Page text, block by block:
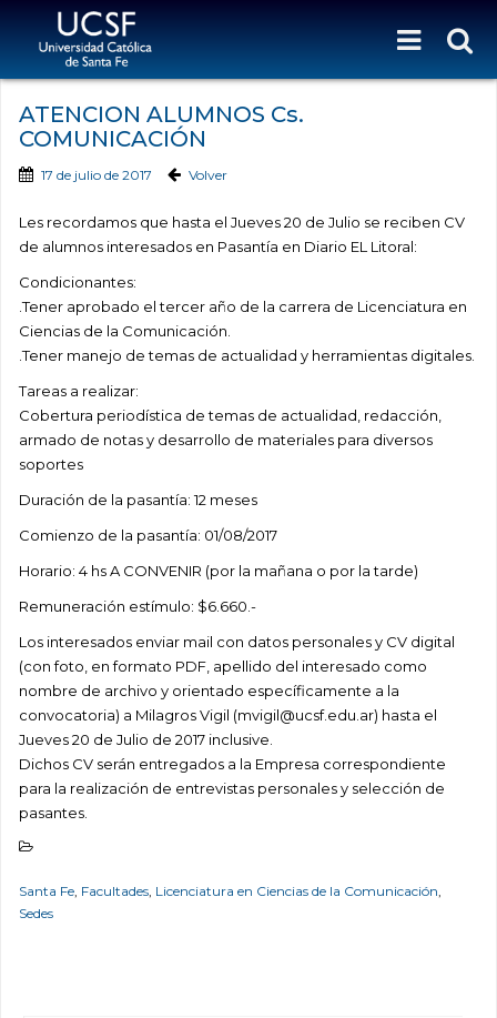
ATENCION ALUMNOS Cs.
COMUNICACIÓN
17 de julio de 2017 Volver
Les recordamos que hasta el Jueves 20 de Julio se reciben CV
de alumnos interesados en Pasantía en Diario EL Litoral:
Condicionantes:
.Tener aprobado el tercer año de la carrera de Licenciatura en
Ciencias de la Comunicación.
.Tener manejo de temas de actualidad y herramientas digitales.
Tareas a realizar:
Cobertura periodística de temas de actualidad, redacción,
armado de notas y desarrollo de materiales para diversos
soportes
Duración de la pasantía: 12 meses
Comienzo de la pasantía: 01/08/2017
Horario: 4 hs A CONVENIR (por la mañana o por la tarde)
Remuneración estímulo: $6.660.-
Los interesados enviar mail con datos personales y CV digital
(con foto, en formato PDF, apellido del interesado como
nombre de archivo y orientado específicamente a la
convocatoria) a Milagros Vigil (mvigil@ucsf.edu.ar) hasta el
Jueves 20 de Julio de 2017 inclusive.
Dichos CV serán entregados a la Empresa correspondiente
para la realización de entrevistas personales y selección de
pasantes.
Santa Fe, Facultades, Licenciatura en Ciencias de la Comunicación,
Sedes